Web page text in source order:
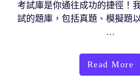
考試庫是你通往成功的捷徑！
試的題庫，包括真題、模擬題
…
Read More